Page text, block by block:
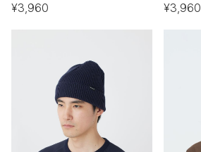
¥3,960 ¥3,960